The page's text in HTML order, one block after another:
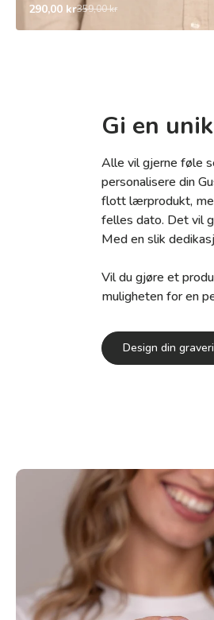
290,00 kr359,00 kr
Gi en
Alle vil gjerne føle
personalisere din
flott lærprodukt,
felles dato. Det vil
Med en slik
Vil du gjøre et
muligheten for en
Design din